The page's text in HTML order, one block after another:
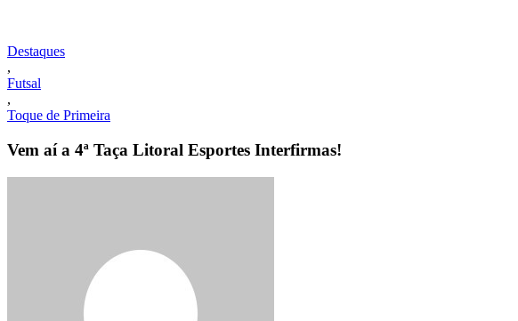
Destaques
,
Futsal
,
Toque de Primeira
Vem aí a 4ª Taça Litoral Esportes Interfirmas!